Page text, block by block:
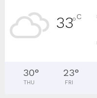
33°C
30°
THU
23°
FRI